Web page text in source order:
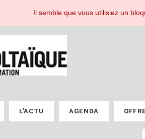
L’ACTU AGENDA
Il semble que vous utilisiez un